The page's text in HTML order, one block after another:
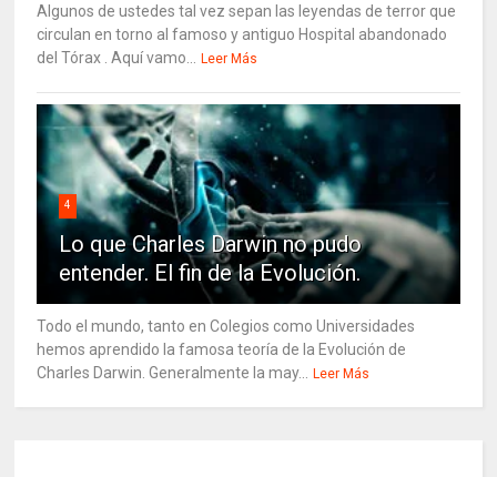
Algunos de ustedes tal vez sepan las leyendas de terror que
circulan en torno al famoso y antiguo Hospital abandonado
del Tórax . Aquí vamo...
Leer Más
4
Lo que Charles Darwin no pudo
entender. El fin de la Evolución.
Todo el mundo, tanto en Colegios como Universidades
hemos aprendido la famosa teoría de la Evolución de
Charles Darwin. Generalmente la may...
Leer Más